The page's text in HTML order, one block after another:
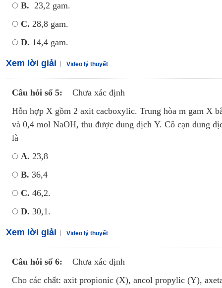
B. 23,2 gam.
C. 28,8 gam.
D. 14,4 gam.
Xem lời giải Video lý thuyết
Câu hỏi số 5:
Chưa xác định
Hỗn hợp X gồm 2 axit cacboxylic. Trung hòa m gam X
và 0,4 mol NaOH, thu được dung dịch Y. Cô cạn dung
là
A. 23,8
B. 36,4
C. 46,2.
D. 30,1.
Xem lời giải Video lý thuyết
Câu hỏi số 6:
Chưa xác định
Cho các chất: axit propionic (X), ancol propylic (Y),